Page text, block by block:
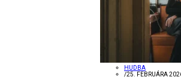
HUDBA
/25. FEBRUÁRA